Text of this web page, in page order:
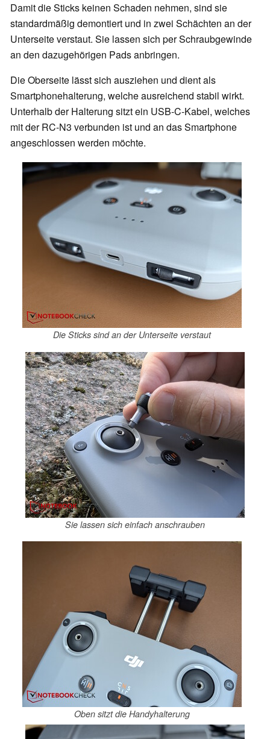
Damit die Sticks keinen Schaden nehmen, sind sie
standardmäßig demontiert und in zwei Schächten an der
Unterseite verstaut. Sie lassen sich per Schraubgewinde
an den dazugehörigen Pads anbringen.
Die Oberseite lässt sich ausziehen und dient als
Smartphonehalterung, welche ausreichend stabil wirkt.
Unterhalb der Halterung sitzt ein USB-C-Kabel, welches
mit der RC-N3 verbunden ist und an das Smartphone
angeschlossen werden möchte.
Die Sticks sind an der Unterseite verstaut
Sie lassen sich einfach anschrauben
Oben sitzt die Handyhalterung